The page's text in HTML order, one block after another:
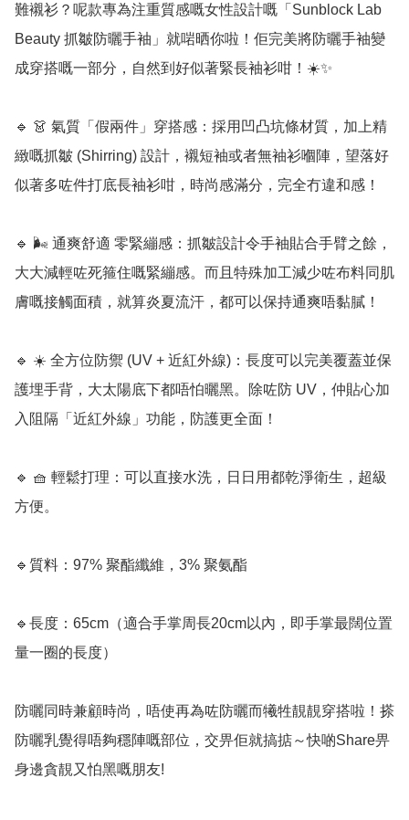
難襯衫？呢款專為注重質感嘅女性設計嘅「Sunblock Lab
Beauty 抓皺防曬手袖」就啱晒你啦！佢完美將防曬手袖變
成穿搭嘅一部分，自然到好似著緊長袖衫咁！☀️✨
🔹 👗 氣質「假兩件」穿搭感：採用凹凸坑條材質，加上精
緻嘅抓皺 (Shirring) 設計，襯短袖或者無袖衫嗰陣，望落好
似著多咗件打底長袖衫咁，時尚感滿分，完全冇違和感！
🔹 🌬️ 通爽舒適 零緊繃感：抓皺設計令手袖貼合手臂之餘，
大大減輕咗死箍住嘅緊繃感。而且特殊加工減少咗布料同肌
膚嘅接觸面積，就算炎夏流汗，都可以保持通爽唔黏膩！
🔹 ☀️ 全方位防禦 (UV + 近紅外線)：長度可以完美覆蓋並保
護埋手背，大太陽底下都唔怕曬黑。除咗防 UV，仲貼心加
入阻隔「近紅外線」功能，防護更全面！
🔹 🧺 輕鬆打理：可以直接水洗，日日用都乾淨衛生，超級
方便。
🔹質料：97% 聚酯纖維，3% 聚氨酯
🔹長度：65cm（適合手掌周長20cm以內，即手掌最闊位置
量一圈的長度）
防曬同時兼顧時尚，唔使再為咗防曬而犧牲靚靚穿搭啦！搽
防曬乳覺得唔夠穩陣嘅部位，交畀佢就搞掂～快啲Share畀
身邊貪靚又怕黑嘅朋友!